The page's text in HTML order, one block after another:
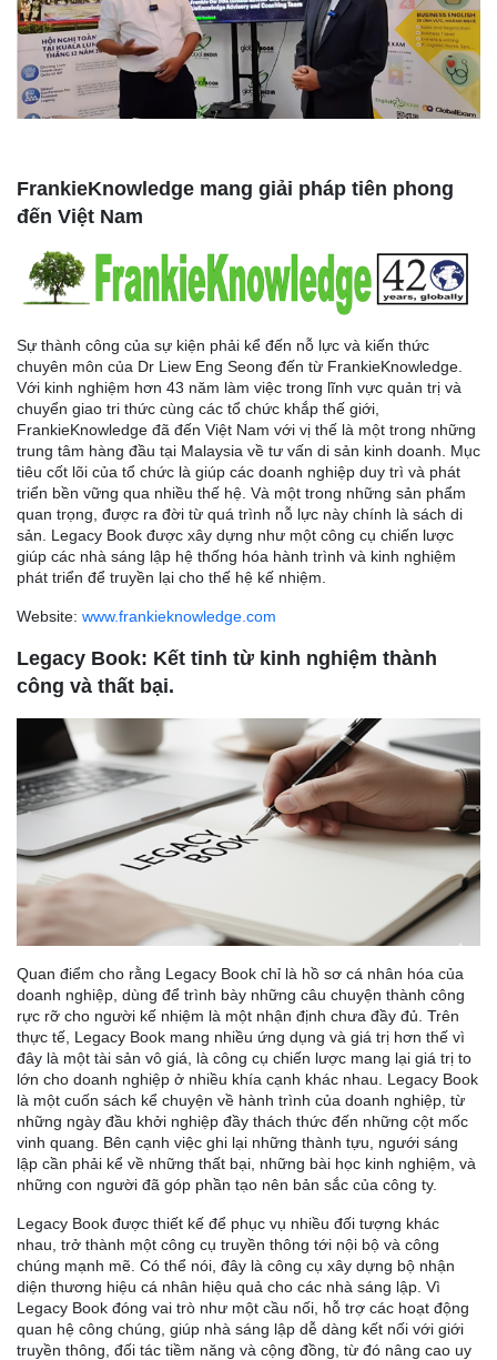
FrankieKnowledge mang giải pháp tiên phong
đến Việt Nam
Sự thành công của sự kiện phải kể đến nỗ lực và kiến thức
chuyên môn của Dr Liew Eng Seong đến từ FrankieKnowledge.
Với kinh nghiệm hơn 43 năm làm việc trong lĩnh vực quản trị và
chuyển giao tri thức cùng các tổ chức khắp thế giới,
FrankieKnowledge đã đến Việt Nam với vị thế là một trong những
trung tâm hàng đầu tại Malaysia về tư vấn di sản kinh doanh. Mục
tiêu cốt lõi của tổ chức là giúp các doanh nghiệp duy trì và phát
triển bền vững qua nhiều thế hệ. Và một trong những sản phẩm
quan trọng, được ra đời từ quá trình nỗ lực này chính là sách di
sản. Legacy Book được xây dựng như một công cụ chiến lược
giúp các nhà sáng lập hệ thống hóa hành trình và kinh nghiệm
phát triển để truyền lại cho thế hệ kế nhiệm.
Website: www.frankieknowledge.com
Legacy Book: Kết tinh từ kinh nghiệm thành
công và thất bại.
Quan điểm cho rằng Legacy Book chỉ là hồ sơ cá nhân hóa của
doanh nghiệp, dùng để trình bày những câu chuyện thành công
rực rỡ cho người kế nhiệm là một nhận định chưa đầy đủ. Trên
thực tế, Legacy Book mang nhiều ứng dụng và giá trị hơn thế vì
đây là một tài sản vô giá, là công cụ chiến lược mang lại giá trị to
lớn cho doanh nghiệp ở nhiều khía cạnh khác nhau. Legacy Book
là một cuốn sách kể chuyện về hành trình của doanh nghiệp, từ
những ngày đầu khởi nghiệp đầy thách thức đến những cột mốc
vinh quang. Bên cạnh việc ghi lại những thành tựu, ngưới sáng
lập cần phải kể về những thất bại, những bài học kinh nghiệm, và
những con người đã góp phần tạo nên bản sắc của công ty.
Legacy Book được thiết kế để phục vụ nhiều đối tượng khác
nhau, trở thành một công cụ truyền thông tới nội bộ và công
chúng mạnh mẽ. Có thể nói, đây là công cụ xây dựng bộ nhận
diện thương hiệu cá nhân hiệu quả cho các nhà sáng lập. Vì
Legacy Book đóng vai trò như một cầu nối, hỗ trợ các hoạt động
quan hệ công chúng, giúp nhà sáng lập dễ dàng kết nối với giới
truyền thông, đối tác tiềm năng và cộng đồng, từ đó nâng cao uy